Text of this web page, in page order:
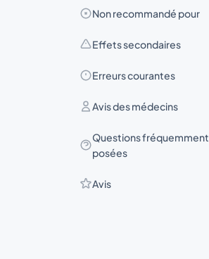
Non recommandé pour
Effets secondaires
Erreurs courantes
Avis des médecins
Questions fréquemment
posées
Avis